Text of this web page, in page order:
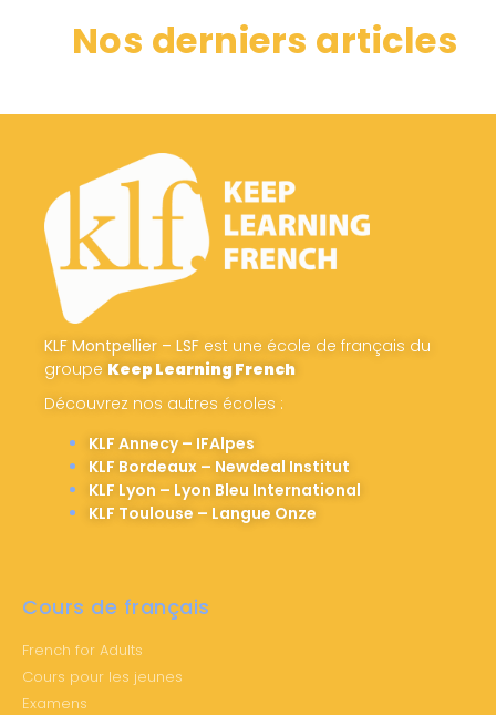
Nos derniers articles
KLF Montpellier – LSF est une école de français du
groupe Keep Learning French
Découvrez nos autres écoles :
KLF Annecy – IFAlpes
KLF Bordeaux – Newdeal Institut
KLF Lyon – Lyon Bleu International
KLF Toulouse – Langue Onze
Cours de français
French for Adults
Cours pour les jeunes
Examens